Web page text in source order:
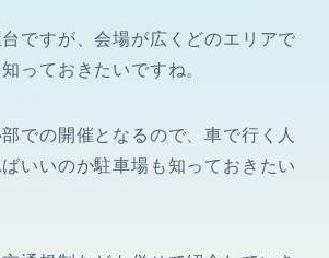
ですが、会場が広くどのエリアで
っておきたいですね。
での開催となるので、車で行く人
いいのか駐車場も知っておきたい